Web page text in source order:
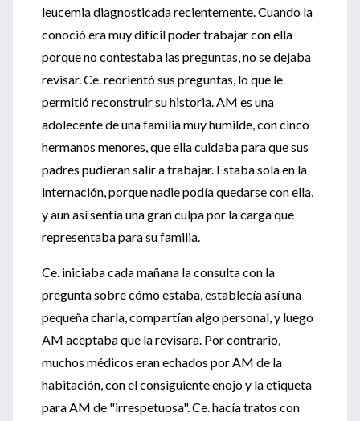
leucemia diagnosticada recientemente. Cuando la
conoció era muy difícil poder trabajar con ella
porque no contestaba las preguntas, no se dejaba
revisar. Ce. reorientó sus preguntas, lo que le
permitió reconstruir su historia. AM es una
adolecente de una familia muy humilde, con cinco
hermanos menores, que ella cuidaba para que sus
padres pudieran salir a trabajar. Estaba sola en la
internación, porque nadie podía quedarse con ella,
y aun así sentía una gran culpa por la carga que
representaba para su familia.
Ce. iniciaba cada mañana la consulta con la
pregunta sobre cómo estaba, establecía así una
pequeña charla, compartían algo personal, y luego
AM aceptaba que la revisara. Por contrario,
muchos médicos eran echados por AM de la
habitación, con el consiguiente enojo y la etiqueta
para AM de "irrespetuosa". Ce. hacía tratos con